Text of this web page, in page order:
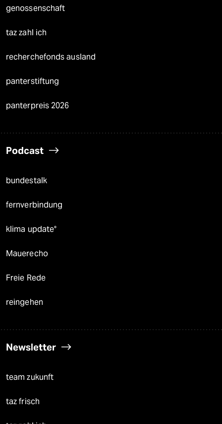
genossenschaft
taz zahl ich
recherchefonds ausland
panterstiftung
panterpreis 2026
Podcast
bundestalk
fernverbindung
klima update°
Mauerecho
Freie Rede
reingehen
Newsletter
team zukunft
taz frisch